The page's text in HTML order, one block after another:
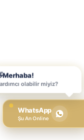
WhatsApp
Şu An Online